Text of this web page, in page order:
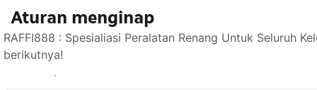
Aturan menginap
RAFFI888 : Spesialiasi Peralatan Renang Untuk Seluruh
berikutnya!
Lihat ketersediaan